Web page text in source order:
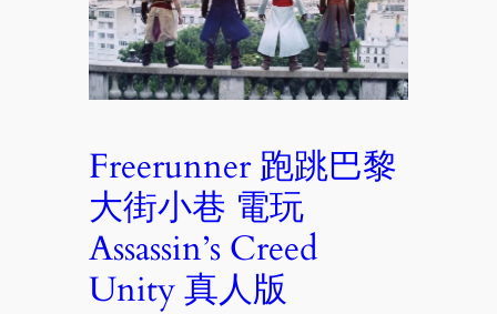
Freerunner 跑跳巴黎
大街小巷 電玩
Assassin’s Creed
Unity 真人版